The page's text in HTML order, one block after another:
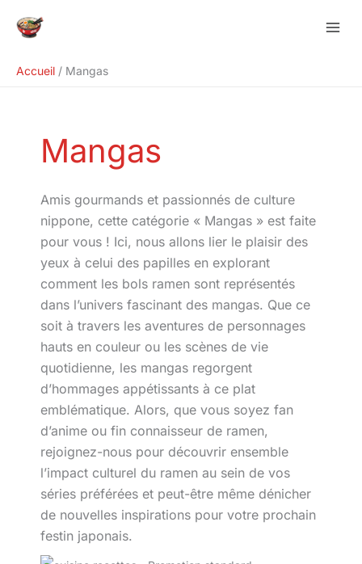
Accueil
Mangas
Mangas
Amis gourmands et passionnés de culture
nippone, cette catégorie « Mangas » est faite
pour vous ! Ici, nous allons lier le plaisir des
yeux à celui des papilles en explorant
comment les bols ramen sont représentés
dans l’univers fascinant des mangas. Que ce
soit à travers les aventures de personnages
hauts en couleur ou les scènes de vie
quotidienne, les mangas regorgent
d’hommages appétissants à ce plat
emblématique. Alors, que vous soyez fan
d’anime ou fin connaisseur de ramen,
rejoignez-nous pour découvrir ensemble
l’impact culturel du ramen au sein de vos
séries préférées et peut-être même dénicher
de nouvelles inspirations pour votre prochain
festin japonais.